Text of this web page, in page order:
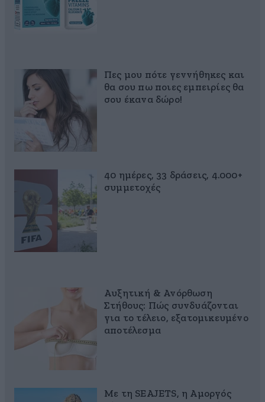
Πες μου πότε γεννήθηκες και
θα σου πω ποιες εμπειρίες θα
σου έκανα δώρο!
40 ημέρες, 33 δράσεις, 4.000+
συμμετοχές
Αυξητική & Ανόρθωση
Στήθους: Πώς συνδυάζονται
για το τέλειο, εξατομικευμένο
αποτέλεσμα
Με τη SEAJETS, η Αμοργός